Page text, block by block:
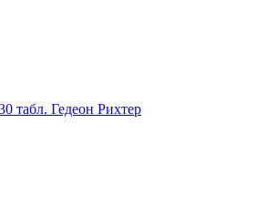
табл. Гедеон Рихтер